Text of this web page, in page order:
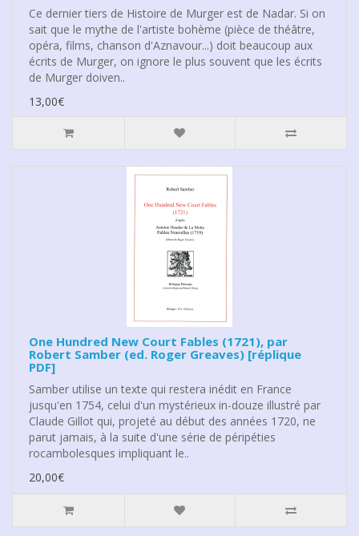
Ce dernier tiers de Histoire de Murger est de Nadar. Si on
sait que le mythe de l'artiste bohème (pièce de théâtre,
opéra, films, chanson d'Aznavour...) doit beaucoup aux
écrits de Murger, on ignore le plus souvent que les écrits
de Murger doiven..
13,00€
One Hundred New Court Fables (1721), par
Robert Samber (ed. Roger Greaves) [réplique
PDF]
Samber utilise un texte qui restera inédit en France
jusqu'en 1754, celui d'un mystérieux in-douze illustré par
Claude Gillot qui, projeté au début des années 1720, ne
parut jamais, à la suite d'une série de péripéties
rocambolesques impliquant le..
20,00€